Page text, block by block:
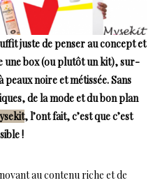
juste de penser au concept et
une box (ou plutôt un kit), sur-
noire et métissée. Sans
de la mode et du bon plan
, l’ont fait, c’est que c’est
!
au contenu riche et de